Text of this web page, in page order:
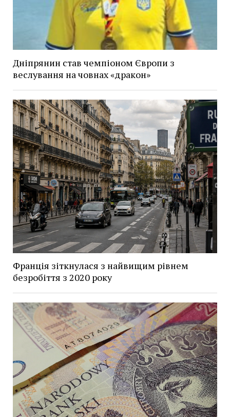
Дніпрянин став чемпіоном Європи з
веслування на човнах «дракон»
Франція зіткнулася з найвищим рівнем
безробіття з 2020 року